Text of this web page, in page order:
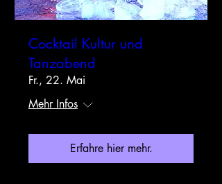
Cocktail Kultur und
Tanzabend
Fr., 22. Mai
Mehr Infos
Erfahre hier mehr.